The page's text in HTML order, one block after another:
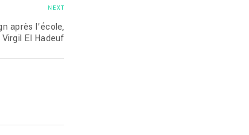
NEXT
après l’école,
El Hadeuf